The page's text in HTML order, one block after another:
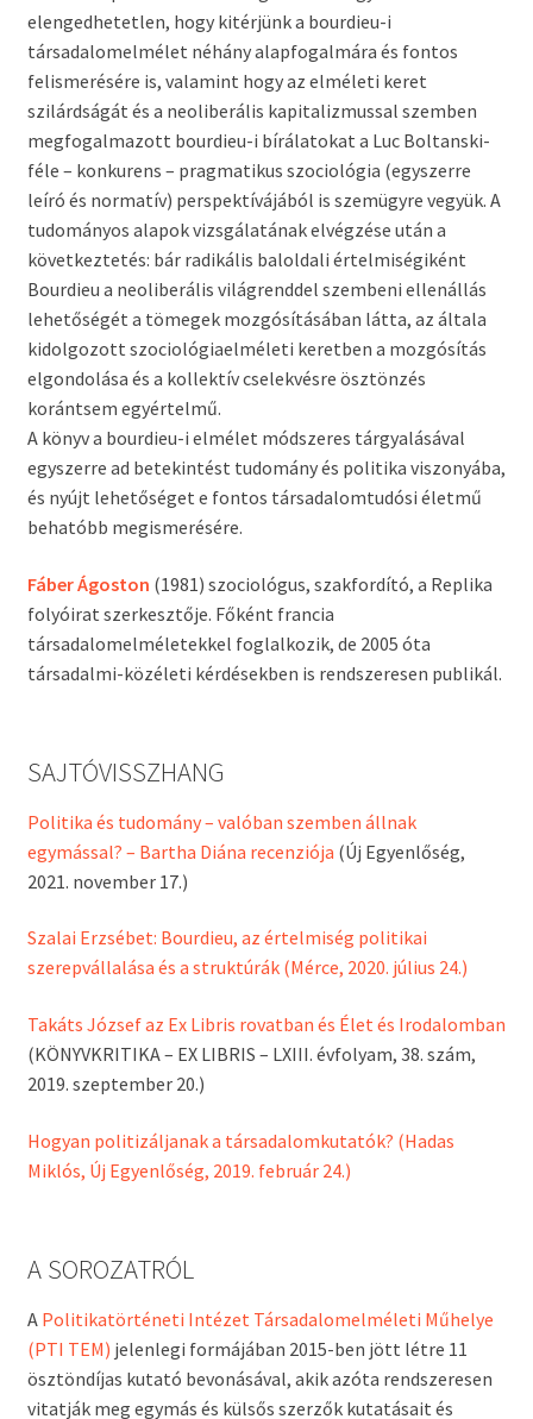
elengedhetetlen, hogy kitérjünk a bourdieu-i
társadalomelmélet néhány alapfogalmára és fontos
felismerésére is, valamint hogy az elméleti keret
szilárdságát és a neoliberális kapitalizmussal szemben
megfogalmazott bourdieu-i bírálatokat a Luc Boltanski-
féle – konkurens – pragmatikus szociológia (egyszerre
leíró és normatív) perspektívájából is szemügyre vegyük. A
tudományos alapok vizsgálatának elvégzése után a
következtetés: bár radikális baloldali értelmiségiként
Bourdieu a neoliberális világrenddel szembeni ellenállás
lehetőségét a tömegek mozgósításában látta, az általa
kidolgozott szociológiaelméleti keretben a mozgósítás
elgondolása és a kollektív cselekvésre ösztönzés
korántsem egyértelmű.
A könyv a bourdieu-i elmélet módszeres tárgyalásával
egyszerre ad betekintést tudomány és politika viszonyába,
és nyújt lehetőséget e fontos társadalomtudósi életmű
behatóbb megismerésére.
Fáber Ágoston (1981) szociológus, szakfordító, a Replika
folyóirat szerkesztője. Főként francia
társadalomelméletekkel foglalkozik, de 2005 óta
társadalmi-közéleti kérdésekben is rendszeresen publikál.
SAJTÓVISSZHANG
Politika és tudomány – valóban szemben állnak
egymással? – Bartha Diána recenziója (Új Egyenlőség,
2021. november 17.)
Szalai Erzsébet: Bourdieu, az értelmiség politikai
szerepvállalása és a struktúrák (Mérce, 2020. július 24.)
Takáts József az Ex Libris rovatban és Élet és Irodalomban
(KÖNYVKRITIKA – EX LIBRIS – LXIII. évfolyam, 38. szám,
2019. szeptember 20.)
Hogyan politizáljanak a társadalomkutatók? (Hadas
Miklós, Új Egyenlőség, 2019. február 24.)
A SOROZATRÓL
A Politikatörténeti Intézet Társadalomelméleti Műhelye
(PTI TEM) jelenlegi formájában 2015-ben jött létre 11
ösztöndíjas kutató bevonásával, akik azóta rendszeresen
vitatják meg egymás és külsős szerzők kutatásait és